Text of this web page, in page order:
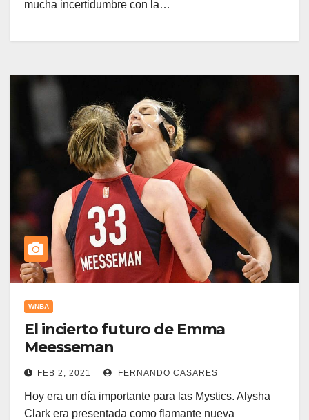
mucha incertidumbre con la…
WNBA
El incierto futuro de Emma
Meesseman
FEB 2, 2021 FERNANDO CASARES
Hoy era un día importante para las Mystics. Alysha
Clark era presentada como flamante nueva